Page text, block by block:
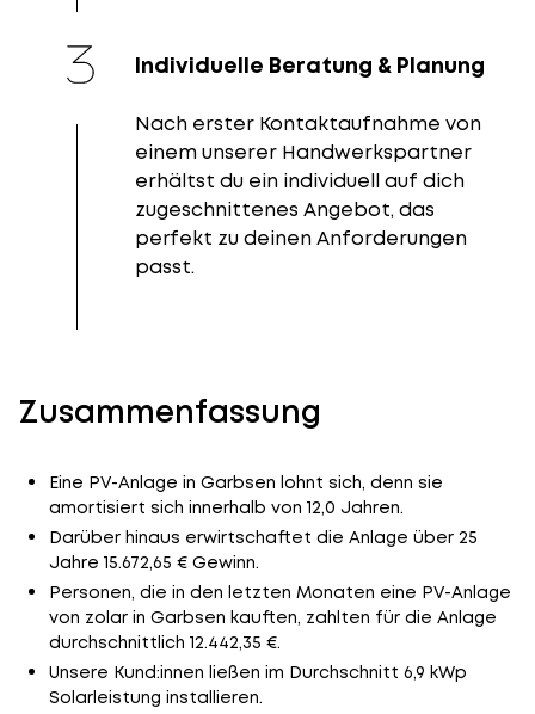
Individuelle Beratung & Planung
Nach erster Kontaktaufnahme von
einem unserer Handwerkspartner
erhältst du ein individuell auf dich
zugeschnittenes Angebot, das
perfekt zu deinen Anforderungen
passt.
Zusammenfassung
Eine PV-Anlage in Garbsen lohnt sich, denn sie
amortisiert sich innerhalb von 12,0 Jahren.
Darüber hinaus erwirtschaftet die Anlage über 25
Jahre 15.672,65 € Gewinn.
Personen, die in den letzten Monaten eine PV-Anlage
von zolar in Garbsen kauften, zahlten für die Anlage
durchschnittlich 12.442,35 €.
Unsere Kund:innen ließen im Durchschnitt 6,9 kWp
Solarleistung installieren.